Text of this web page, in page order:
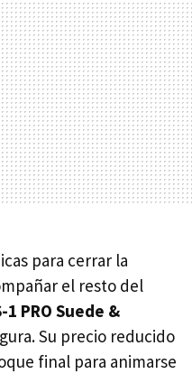
para cerrar la
el resto del
1 PRO Suede &
Su precio reducido
final para animarse